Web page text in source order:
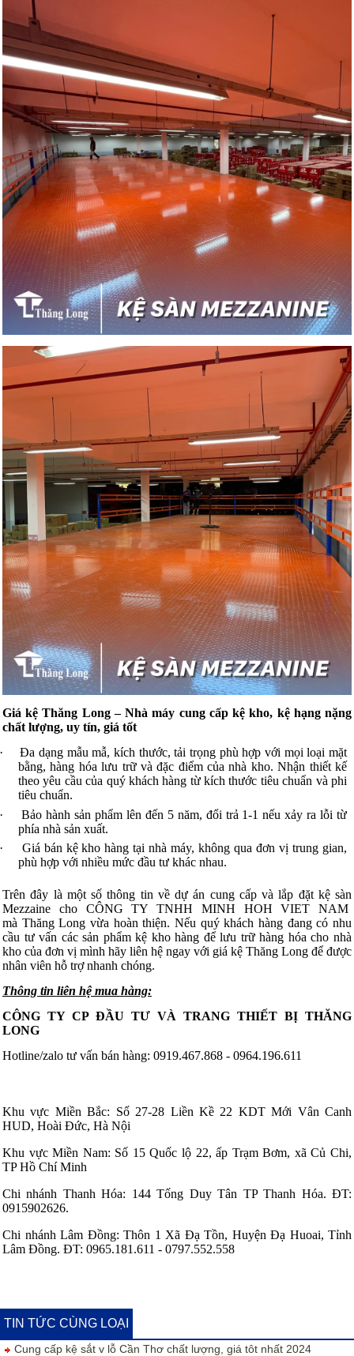
Giá kệ Thăng Long – Nhà máy cung cấp kệ kho, kệ hạng nặng
chất lượng, uy tín, giá tốt
·
Đa dạng mẫu mẫ, kích thước, tải trọng phù hợp với mọi loại mặt
bằng, hàng hóa lưu trữ và đặc điểm của nhà kho. Nhận thiết kế
theo yêu cầu của quý khách hàng từ kích thước tiêu chuẩn và phi
tiêu chuẩn.
·
Bảo hành sản phẩm lên đến 5 năm, đổi trả 1-1 nếu xảy ra lỗi từ
phía nhà sản xuất.
·
Giá bán kệ kho hàng tại nhà máy, không qua đơn vị trung gian,
phù hợp với nhiều mức đầu tư khác nhau.
Trên đây là một số thông tin về dự án cung cấp và lắp đặt kệ sàn
Mezzaine cho CÔNG TY TNHH MINH HOH VIET NAM
mà Thăng Long vừa hoàn thiện. Nếu quý khách hàng đang có nhu
cầu tư vấn các sản phẩm kệ kho hàng để lưu trữ hàng hóa cho nhà
kho của đơn vị mình hãy liên hệ ngay với giá kệ Thăng Long để được
nhân viên hỗ trợ nhanh chóng.
Thông tin liên hệ mua hàng:
CÔNG TY CP ĐẦU TƯ VÀ TRANG THIẾT BỊ THĂNG
LONG
Hotline/zalo tư vấn bán hàng: 0919.467.868 - 0964.196.611
Khu vực Miền Bắc: Số 27-28 Liền Kề 22 KDT Mới Vân Canh
HUD, Hoài Đức, Hà Nội
Khu vực Miền Nam: Số 15 Quốc lộ 22, ấp Trạm Bơm, xã Củ Chi,
TP Hồ Chí Minh
Chi nhánh Thanh Hóa: 144 Tống Duy Tân TP Thanh Hóa. ĐT:
0915902626.
Chi nhánh Lâm Đồng: Thôn 1 Xã Đạ Tồn, Huyện Đạ Huoai, Tỉnh
Lâm Đồng. ĐT: 0965.181.611 - 0797.552.558
TIN TỨC CÙNG LOẠI
Cung cấp kệ sắt v lỗ Cần Thơ chất lượng, giá tôt nhất 2024